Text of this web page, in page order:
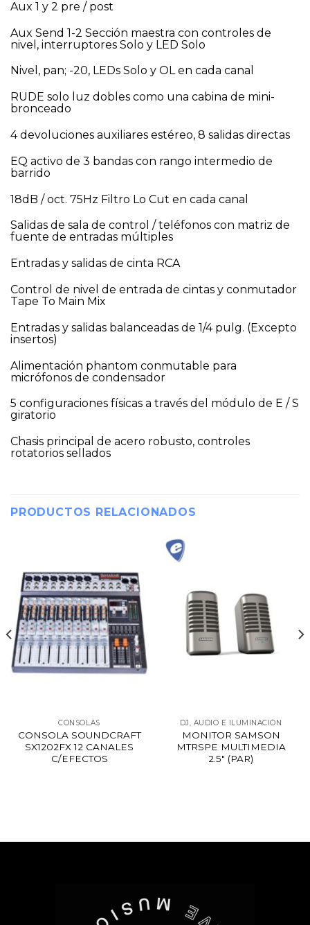
Aux 1 y 2 pre / post
Aux Send 1-2 Sección maestra con controles de
nivel, interruptores Solo y LED Solo
Nivel, pan; -20, LEDs Solo y OL en cada canal
RUDE solo luz dobles como una cabina de mini-
bronceado
4 devoluciones auxiliares estéreo, 8 salidas directas
EQ activo de 3 bandas con rango intermedio de
barrido
18dB / oct. 75Hz Filtro Lo Cut en cada canal
Salidas de sala de control / teléfonos con matriz de
fuente de entradas múltiples
Entradas y salidas de cinta RCA
Control de nivel de entrada de cintas y conmutador
Tape To Main Mix
Entradas y salidas balanceadas de 1/4 pulg. (Excepto
insertos)
Alimentación phantom conmutable para
micrófonos de condensador
5 configuraciones físicas a través del módulo de E / S
giratorio
Chasis principal de acero robusto, controles
rotatorios sellados
PRODUCTOS RELACIONADOS
CONSOLAS
CONSOLA SOUNDCRAFT
SX1202FX 12 CANALES
C/EFECTOS
DJ, AUDIO E ILUMINACIÓN
MONITOR SAMSON
MTRSPE MULTIMEDIA
2.5″ (PAR)